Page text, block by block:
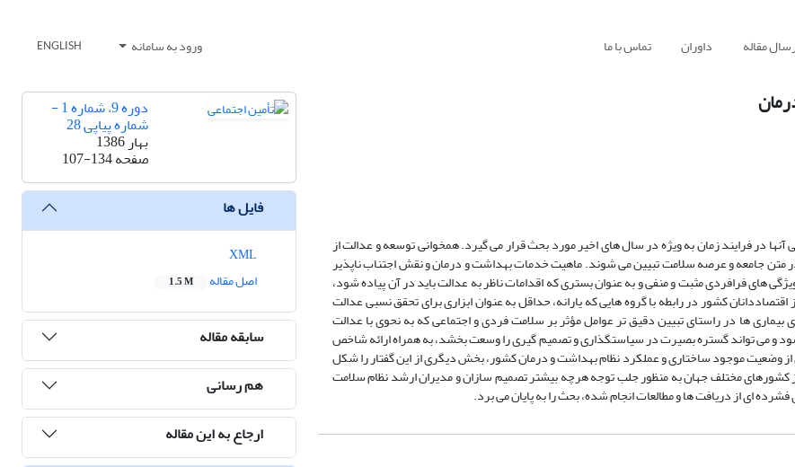
مقاله داوران تماس با ما ورود به سامانه ENGLISH
آنها در فرایند زمان به ویژه در سال های اخیر مورد بحث قرار می گیرد. همخوانی توسعه و عدالت از
متن جامعه و عرصه سلامت تبیین می شوند. ماهیت خدمات بهداشت و درمان و نقش اجتناب ناپذیر
فرافردی مثبت و منفی و به عنوان بستری که اقدامات ناظر به عدالت باید در آن پیاده شود،
کشور در رابطه با گروه هایی که یارانه، حداقل به عنوان ابزاری برای تحقق نسبی عدالت
بیماری ها در راستای تبیین دقیق تر عوامل مؤثر بر سلامت فردی و اجتماعی که به نحوی با عدالت
و می تواند گستره بصیرت در سیاستگذاری و تصمیم گیری را وسعت بخشد، به همراه ارائه شاخص
موجود ساختاری و عملکرد نظام بهداشت و درمان کشور، بخش دیگری از این گفتار را شکل
مختلف جهان به منظور جلب توجه هرچه بیشتر تصمیم سازان و مدیران ارشد نظام سلامت
ای از دریافت ها و مطالعات انجام شده، بحث را به پایان می برد.
دوره 9، شماره 1 -
شماره پیاپی 28
بهار 1386
صفحه107-134
فایل ها
اصل مقاله
1.5 M
سابقه مقاله
هم رسانی
ارجاع به این مقاله